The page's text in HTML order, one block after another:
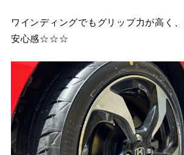
ワインディングでもグリップ力が高く
安心感☆☆☆